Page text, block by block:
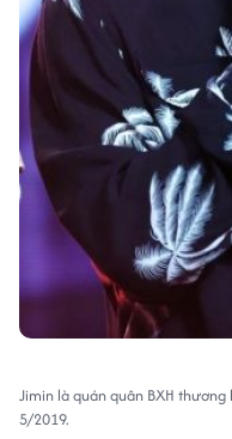
Jimin là quán quân BXH
5/2019.